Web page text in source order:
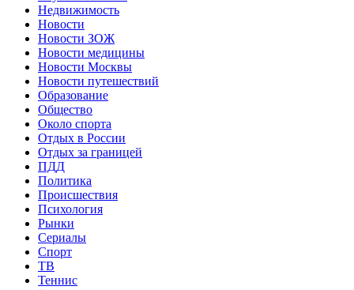
Недвижимость
Новости
Новости ЗОЖ
Новости медицины
Новости Москвы
Новости путешествий
Образование
Общество
Около спорта
Отдых в России
Отдых за границей
ПДД
Политика
Происшествия
Психология
Рынки
Сериалы
Спорт
ТВ
Теннис